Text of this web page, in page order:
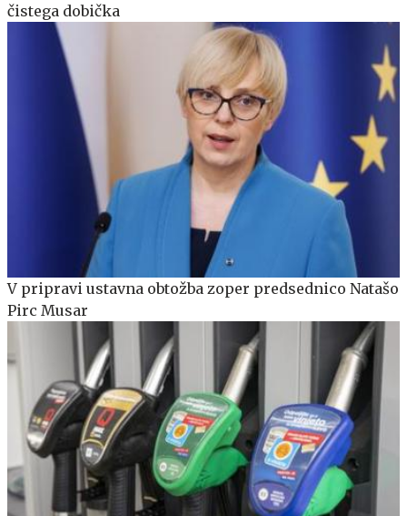
čistega dobička
V pripravi ustavna obtožba zoper predsednico Natašo
Pirc Musar